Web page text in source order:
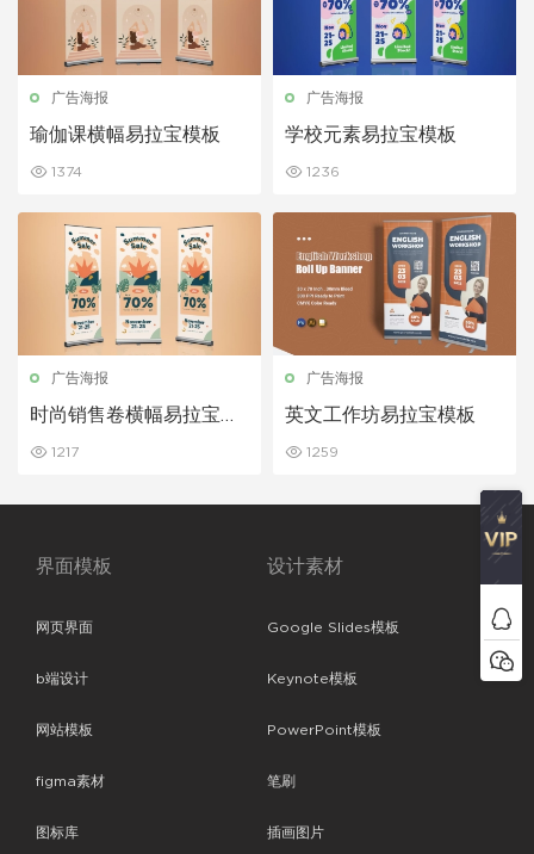
广告海报
瑜伽课横幅易拉宝模板
1374
广告海报
学校元素易拉宝模板
1236
广告海报
时尚销售卷横幅易拉宝模
1217
广告海报
英文工作坊易拉宝模板
1259
界面模板
网页界面
b端设计
网站模板
figma素材
图标库
设计素材
Google Slides模板
Keynote模板
PowerPoint模板
笔刷
插画图片